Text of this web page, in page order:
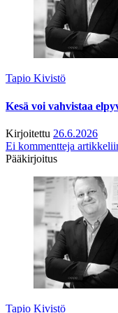
Tapio Kivistö
Kesä voi vahvistaa
Kirjoitettu 26.6.2026
Ei kommentteja
Pääkirjoitus
Tapio Kivistö